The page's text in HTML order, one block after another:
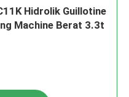
Hidrolik Guillotine
Machine Berat 3.3t